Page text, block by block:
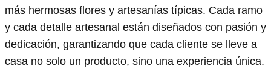
más hermosas flores y artesanías típicas. Cada ramo
y cada detalle artesanal están diseñados con pasión y
dedicación, garantizando que cada cliente se lleve a
casa no solo un producto, sino una experiencia única.